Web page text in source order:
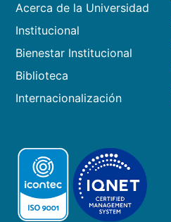
Acerca de la Universidad
Institucional
Bienestar Institucional
Biblioteca
Internacionalización